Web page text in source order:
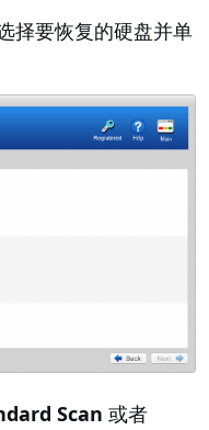
择要恢复的硬盘并单
Scan 或者